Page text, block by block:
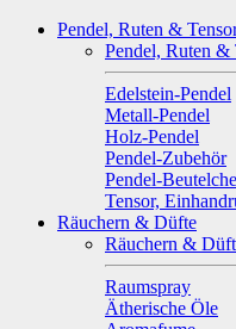
Pendel, Ruten &
Pendel, Ruten &
Edelstein-Pendel
Metall-Pendel
Holz-Pendel
Pendel-Zubehör
Pendel-
Tensor,
Räuchern & Düfte
Räuchern &
Raumspray
Ätherische Öle